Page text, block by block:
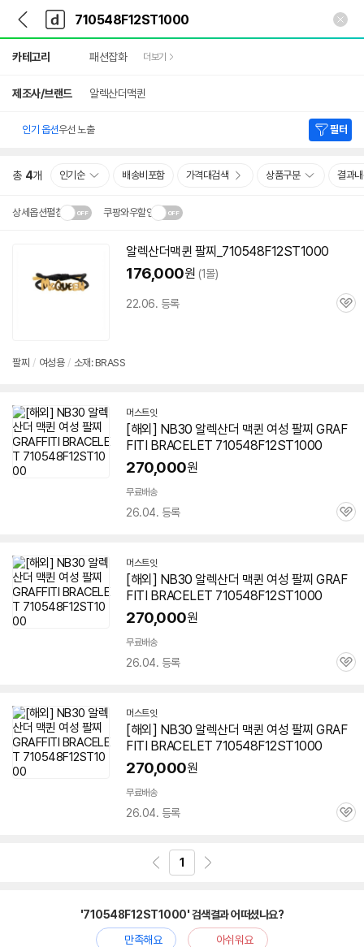
다
나
와
가
기
다
와
메
인
카테고리 패션잡화 더보기
제조사/브랜드 알렉산더맥퀸
인기 옵션우선 노출 필터
총 4개 인기순 배송비포함 가격대검색 상품구분 결과
상세옵션펼침 쿠팡와우할인
기
알렉산더맥퀸 팔찌_ 710548F12ST1000
176,000원 (1몰)
22.06. 등록
관
팔찌 / 여성용 / 소재: BRASS
머스트잇
[해외] NB30 알렉산더 맥퀸 여성 팔찌 GRAF
FITI BRACELET 710548F12ST1000
270,000원
무료배송
26.04. 등록
관
머스트잇
[해외] NB30 알렉산더 맥퀸 여성 팔찌 GRAF
FITI BRACELET 710548F12ST1000
270,000원
무료배송
26.04. 등록
관
머스트잇
[해외] NB30 알렉산더 맥퀸 여성 팔찌 GRAF
FITI BRACELET 710548F12ST1000
270,000원
무료배송
26.04. 등록
관
1
'710548F12ST1000' 검색결과 어떠셨나요?
만족해요
아쉬워요